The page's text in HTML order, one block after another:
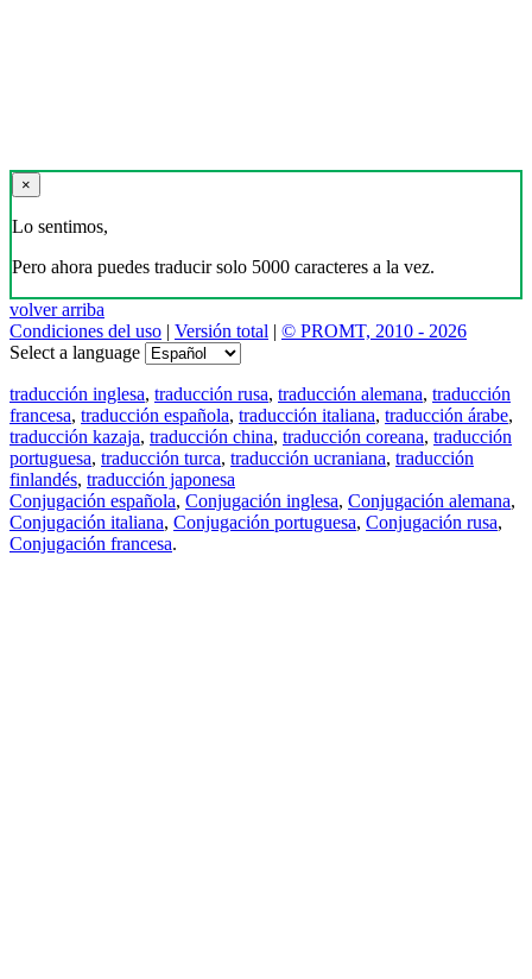
×
Lo sentimos,
Pero ahora puedes traducir solo 5000 caracteres a la vez.
volver arriba
Condiciones del uso | Versión total | © PROMT, 2010 - 2026
Select a language
traducción inglesa, traducción rusa, traducción alemana, traducción
francesa, traducción española, traducción italiana, traducción árabe,
traducción kazaja, traducción china, traducción coreana, traducción
portuguesa, traducción turca, traducción ucraniana, traducción
finlandés, traducción japonesa
Conjugación española, Conjugación inglesa, Conjugación alemana,
Conjugación italiana, Conjugación portuguesa, Conjugación rusa,
Conjugación francesa.